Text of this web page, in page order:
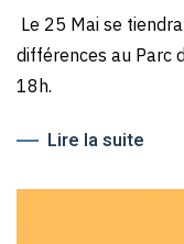
Le 25 Mai se
différences au Parc
18h.
Lire la suite